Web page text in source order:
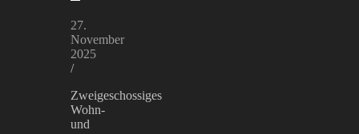
27.
November
2025
/
Zweigeschossiges
Wohn-
und